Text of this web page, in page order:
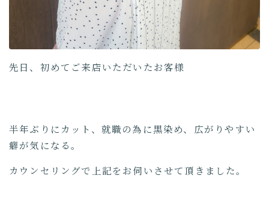
先日、初めてご来店いただいたお客様
半年ぶりにカット、就職の為に黒染め、広がりやすい
癖が気になる。
カウンセリングで上記をお伺いさせて頂きました。